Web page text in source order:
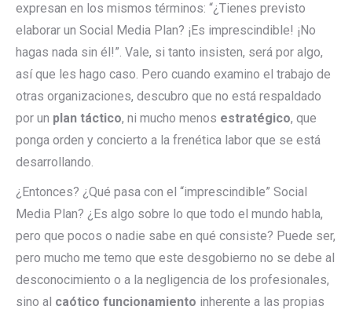
expresan en los mismos términos: “¿Tienes previsto
elaborar un Social Media Plan? ¡Es imprescindible! ¡No
hagas nada sin él!”. Vale, si tanto insisten, será por algo,
así que les hago caso. Pero cuando examino el trabajo de
otras organizaciones, descubro que no está respaldado
por un plan táctico, ni mucho menos estratégico, que
ponga orden y concierto a la frenética labor que se está
desarrollando.
¿Entonces? ¿Qué pasa con el “imprescindible” Social
Media Plan? ¿Es algo sobre lo que todo el mundo habla,
pero que pocos o nadie sabe en qué consiste? Puede ser,
pero mucho me temo que este desgobierno no se debe al
desconocimiento o a la negligencia de los profesionales,
sino al caótico funcionamiento inherente a las propias